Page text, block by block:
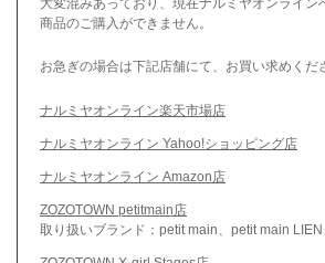
商品のご購入ができません。
お急ぎの場合は下記店舗にて、お買い求めくだ
ナルミヤオンライン楽天市場店
ナルミヤオンライン Yahoo!ショッピング店
ナルミヤオンライン Amazon店
ZOZOTOWN petitmain店
取り扱いブランド：petit main、petit main